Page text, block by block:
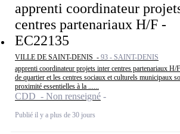
apprenti coordinateur
centres partenariaux H/F -
EC22135
VILLE DE SAINT-DENIS - 93 - SAINT-DENIS
apprenti coordinateur projets inter centres partenariaux
de quartier et les centres sociaux et culturels municipaux
proximité essentielles à la ......
CDD - Non renseigné
Publié il y a plus de 30 jours